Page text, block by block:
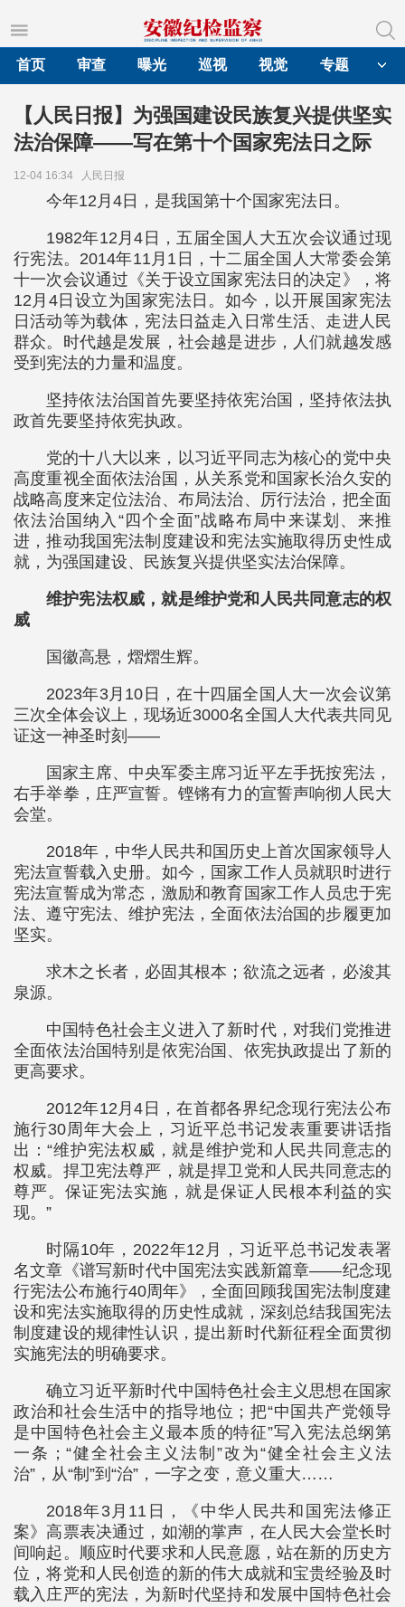
首页
审查 曝光 巡视 视觉 专题
【人民日报】为强国建设民族复兴提供坚实
法治保障——写在第十个国家宪法日之际
12-04 16:34 人民日报
今年12月4日，是我国第十个国家宪法日。
1982年12月4日，五届全国人大五次会议通过现
行宪法。2014年11月1日，十二届全国人大常委会第
十一次会议通过《关于设立国家宪法日的决定》，将
12月4日设立为国家宪法日。如今，以开展国家宪法
日活动等为载体，宪法日益走入日常生活、走进人民
群众。时代越是发展，社会越是进步，人们就越发感
受到宪法的力量和温度。
坚持依法治国首先要坚持依宪治国，坚持依法执
政首先要坚持依宪执政。
党的十八大以来，以习近平同志为核心的党中央
高度重视全面依法治国，从关系党和国家长治久安的
战略高度来定位法治、布局法治、厉行法治，把全面
依法治国纳入“四个全面”战略布局中来谋划、来推
进，推动我国宪法制度建设和宪法实施取得历史性成
就，为强国建设、民族复兴提供坚实法治保障。
维护宪法权威，就是维护党和人民共同意志的权
威
国徽高悬，熠熠生辉。
2023年3月10日，在十四届全国人大一次会议第
三次全体会议上，现场近3000名全国人大代表共同见
证这一神圣时刻——
国家主席、中央军委主席习近平左手抚按宪法，
右手举拳，庄严宣誓。铿锵有力的宣誓声响彻人民大
会堂。
2018年，中华人民共和国历史上首次国家领导人
宪法宣誓载入史册。如今，国家工作人员就职时进行
宪法宣誓成为常态，激励和教育国家工作人员忠于宪
法、遵守宪法、维护宪法，全面依法治国的步履更加
坚实。
求木之长者，必固其根本；欲流之远者，必浚其
泉源。
中国特色社会主义进入了新时代，对我们党推进
全面依法治国特别是依宪治国、依宪执政提出了新的
更高要求。
2012年12月4日，在首都各界纪念现行宪法公布
施行30周年大会上，习近平总书记发表重要讲话指
出：“维护宪法权威，就是维护党和人民共同意志的
权威。捍卫宪法尊严，就是捍卫党和人民共同意志的
尊严。保证宪法实施，就是保证人民根本利益的实
现。”
时隔10年，2022年12月，习近平总书记发表署
名文章《谱写新时代中国宪法实践新篇章——纪念现
行宪法公布施行40周年》，全面回顾我国宪法制度建
设和宪法实施取得的历史性成就，深刻总结我国宪法
制度建设的规律性认识，提出新时代新征程全面贯彻
实施宪法的明确要求。
确立习近平新时代中国特色社会主义思想在国家
政治和社会生活中的指导地位；把“中国共产党领导
是中国特色社会主义最本质的特征”写入宪法总纲第
一条；“健全社会主义法制”改为“健全社会主义法
治”，从“制”到“治”，一字之变，意义重大……
2018年3月11日，《中华人民共和国宪法修正
案》高票表决通过，如潮的掌声，在人民大会堂长时
间响起。顺应时代要求和人民意愿，站在新的历史方
位，将党和人民创造的新的伟大成就和宝贵经验及时
载入庄严的宪法，为新时代坚持和发展中国特色社会